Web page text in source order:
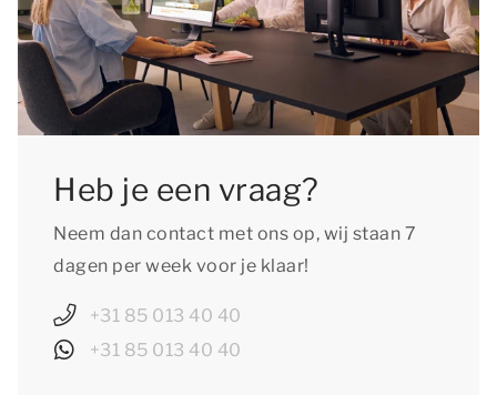
Heb je een vraag?
Neem dan contact met ons op, wij staan 7
dagen per week voor je klaar!
+31 85 013 40 40
+31 85 013 40 40